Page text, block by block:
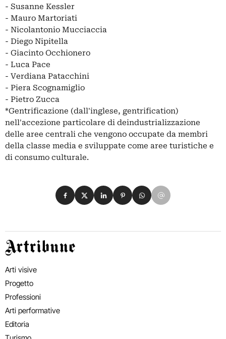
- Susanne Kessler
- Mauro Martoriati
- Nicolantonio Mucciaccia
- Diego Nipitella
- Giacinto Occhionero
- Luca Pace
- Verdiana Patacchini
- Piera Scognamiglio
- Pietro Zucca
*Gentrificazione (dall'inglese, gentrification)
nell'accezione particolare di deindustrializzazione
delle aree centrali che vengono occupate da membri
della classe media e sviluppate come aree turistiche e
di consumo culturale.
Condividi su Facebook
Condividi su X
Condividi su LinkedIn
Condividi su Pinterest
Condividi su WhatsApp
Condividi su Email
Artribune
Arti visive
Progetto
Professioni
Arti performative
Editoria